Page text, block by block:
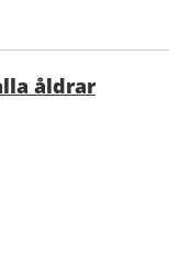
åldrar